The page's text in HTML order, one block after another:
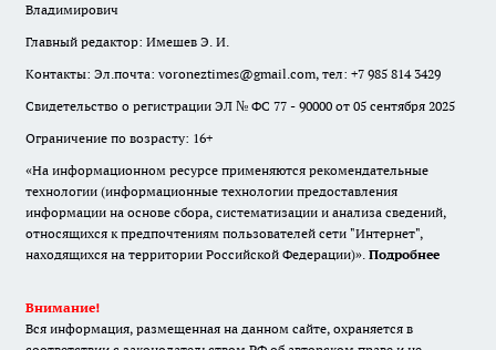
Владимирович
Главный редактор: Имешев Э. И.
Контакты: Эл.почта: voroneztimes@gmail.com, тел: +7 985 814 3429
Свидетельство о регистрации ЭЛ № ФС 77 - 90000 от 05 сентября 2025
Ограничение по возрасту: 16+
«На информационном ресурсе применяются рекомендательные
технологии (информационные технологии предоставления
информации на основе сбора, систематизации и анализа сведений,
относящихся к предпочтениям пользователей сети "Интернет",
находящихся на территории Российской Федерации)». Подробнее
Внимание!
Вся информация, размещенная на данном сайте, охраняется в